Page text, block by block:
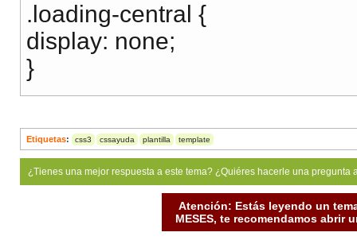
.loading-central {
display: none;
}
Etiquetas: css3 cssayuda plantilla template
¿Tienes una mejor respuesta a este tema? ¿Quiéres hacerle una
Atención: Estás leyendo un
MESES, te recomendamos abrir